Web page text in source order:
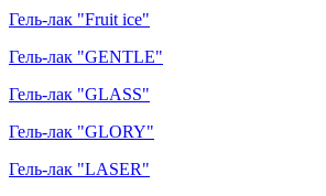
Гель-лак "Fruit ice"
Гель-лак "GENTLE"
Гель-лак "GLASS"
Гель-лак "GLORY"
Гель-лак "LASER"